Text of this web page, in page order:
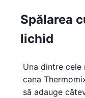
Spălarea
lichid
Una dintre cele
cana
să adauge